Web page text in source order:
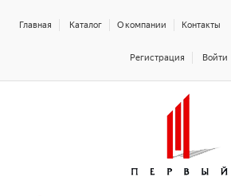
Главная Каталог О компании Контакты
Регистрация Войти